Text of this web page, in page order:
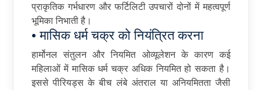
प्राकृतिक गर्भधारण और फर्टिलिटी उपचारों दोनों में महत्वपूर्ण
भूमिका निभाती है।
• मासिक धर्म चक्र को नियंत्रित करना
हार्मोनल संतुलन और नियमित ओव्यूलेशन के कारण कई
महिलाओं में मासिक धर्म चक्र अधिक नियमित हो सकता है।
इससे पीरियड्स के बीच लंबे अंतराल या अनियमितता जैसी